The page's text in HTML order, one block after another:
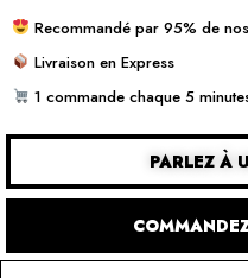
Recommandé par 95% de
Livraison en Express
1 commande chaque 5
PARLEZ À